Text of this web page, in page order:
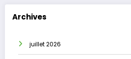
Archives
juillet 2026